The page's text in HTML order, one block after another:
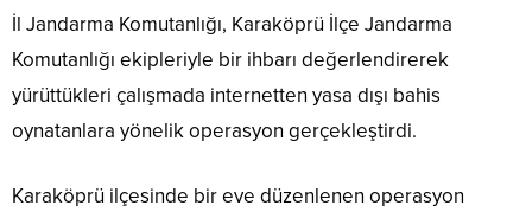
İl Jandarma Komutanlığı, Karaköprü İlçe Jandarma
Komutanlığı ekipleriyle bir ihbarı değerlendirerek
yürüttükleri çalışmada internetten yasa dışı bahis
oynatanlara yönelik operasyon gerçekleştirdi.
Karaköprü ilçesinde bir eve düzenlenen operasyon